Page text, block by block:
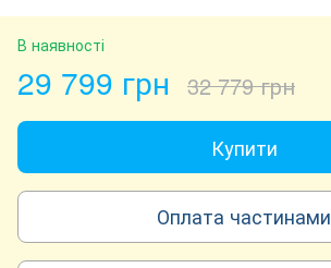
В наявності
29 799 грн 32 779 грн
Купити
Оплата частинами